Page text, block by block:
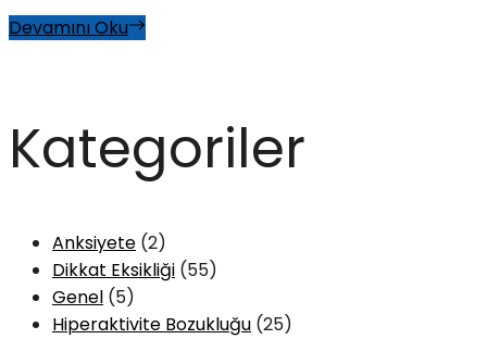
Devamını Oku
Kategoriler
Anksiyete (2)
Dikkat Eksikliği (55)
Genel (5)
Hiperaktivite Bozukluğu (25)